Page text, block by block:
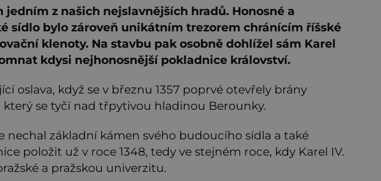
jedním z našich nejslavnějších hradů. Honosné a
sídlo bylo zároveň unikátním trezorem chránícím říšské
klenoty. Na stavbu pak osobně dohlížel sám Karel
kdysi nejhonosnější pokladnice království.
oslava, když se v březnu 1357 poprvé otevřely brány
který se tyčí nad třpytivou hladinou Berounky.
nechal základní kámen svého budoucího sídla a také
položit už v roce 1348, tedy ve stejném roce, kdy Karel IV.
a pražskou univerzitu.